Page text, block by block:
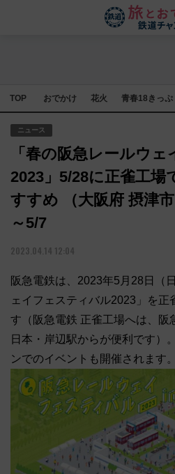
TOP おでかけ 花火 青春18きっぷ
ニュース
「春の阪急レールウ
2023」5/28に正雀工場
すすめ （大阪府 摂津
～5/7
2023.04.14 12:04
阪急電鉄は、2023年5月28日（
ェイフェスティバル2023」を正
す（阪急電鉄 正雀工場へは、阪
日本・岸辺駅からが便利です）
ンでのイベントも開催されます。